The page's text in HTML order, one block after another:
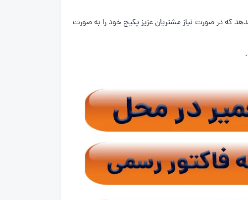
که در صورت نیاز مشتریان عزیز پکیج خود را به صورت